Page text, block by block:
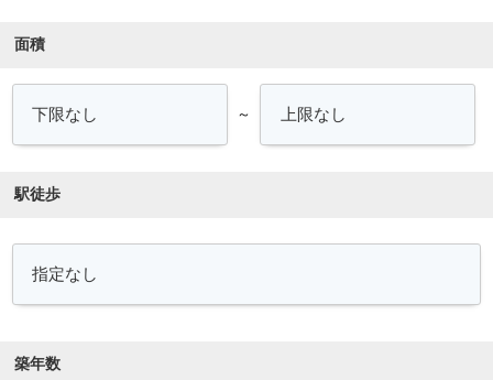
面積
～
駅徒歩
築年数